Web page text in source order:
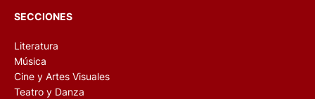
SECCIONES
Literatura
Música
Cine y Artes Visuales
Teatro y Danza